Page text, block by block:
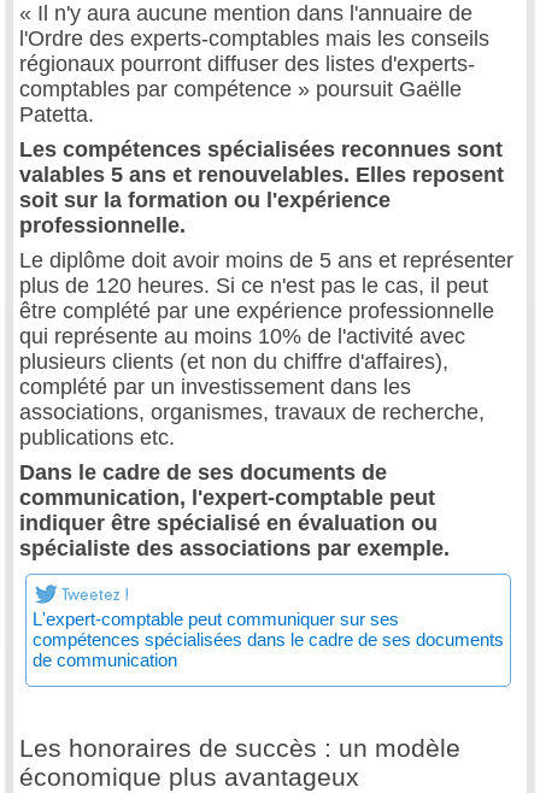
« Il n'y aura aucune mention dans l'annuaire de
l'Ordre des experts-comptables mais les conseils
régionaux pourront diffuser des listes d'experts-
comptables par compétence » poursuit Gaëlle
Patetta.
Les compétences spécialisées reconnues sont
valables 5 ans et renouvelables. Elles reposent
soit sur la formation ou l'expérience
professionnelle.
Le diplôme doit avoir moins de 5 ans et représenter
plus de 120 heures. Si ce n'est pas le cas, il peut
être complété par une expérience professionnelle
qui représente au moins 10% de l'activité avec
plusieurs clients (et non du chiffre d'affaires),
complété par un investissement dans les
associations, organismes, travaux de recherche,
publications etc.
Dans le cadre de ses documents de
communication, l'expert-comptable peut
indiquer être spécialisé en évaluation ou
spécialiste des associations par exemple.
L'expert-comptable peut communiquer sur ses
compétences spécialisées dans le cadre de ses documents
de communication
Les honoraires de succès : un modèle
économique plus avantageux